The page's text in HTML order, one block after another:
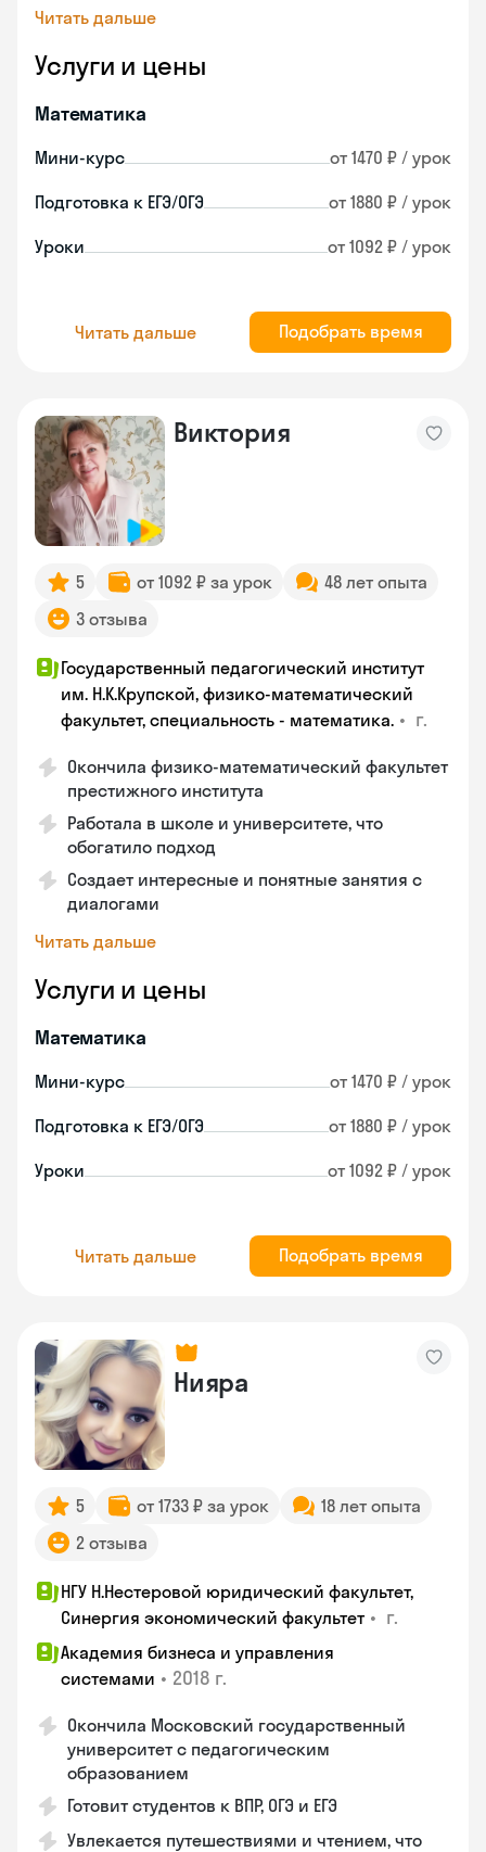
Читать дальше
Услуги и цены
Математика
Мини-курс от 1470 ₽ / урок
Подготовка к ЕГЭ/ОГЭ от 1880 ₽ / урок
Уроки от 1092 ₽ / урок
Читать дальше Подобрать время
Виктория
5 от 1092 ₽ за урок
48 лет опыта
3 отзыва
Государственный педагогический институт
им. Н.К.Крупской, физико-математический
факультет, специальность - математика. • г.
Окончила физико-математический факультет
престижного института
Работала в школе и университете, что
обогатило подход
Создает интересные и понятные занятия с
диалогами
Читать дальше
Услуги и цены
Математика
Мини-курс от 1470 ₽ / урок
Подготовка к ЕГЭ/ОГЭ от 1880 ₽ / урок
Уроки от 1092 ₽ / урок
Читать дальше Подобрать время
Нияра
5 от 1733 ₽ за урок
18 лет опыта
2 отзыва
НГУ Н.Нестеровой юридический факультет,
Синергия экономический факультет • г.
Академия бизнеса и управления
системами • 2018 г.
Окончила Московский государственный
университет с педагогическим
образованием
Готовит студентов к ВПР, ОГЭ и ЕГЭ
Увлекается путешествиями и чтением, что